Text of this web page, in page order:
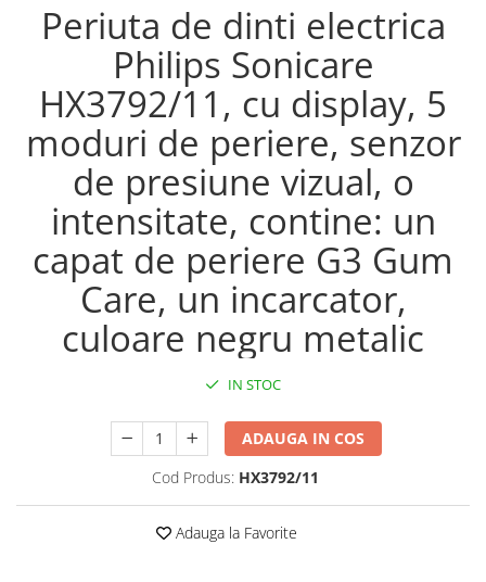
Periuta de dinti electrica
Philips Sonicare
HX3792/11, cu display, 5
moduri de periere, senzor
de presiune vizual, o
intensitate, contine: un
capat de periere G3 Gum
Care, un incarcator,
culoare negru metalic
IN STOC
ADAUGA IN COS
Cod Produs: HX3792/11
Adauga la Favorite